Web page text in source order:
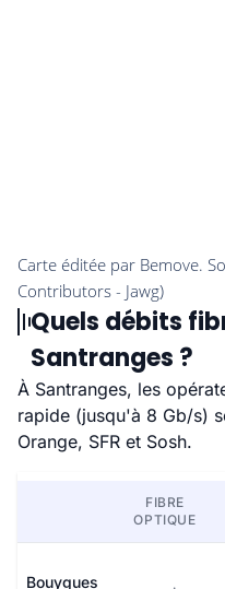
Quels débits
Santranges ?
À Santranges, les
rapide (jusqu'à 8 Gb/s)
Orange, SFR et Sosh.
FIBRE
OPTIQUE
Bouygues